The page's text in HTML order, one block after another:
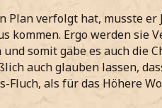
verfolgt hat, musste er
kommen. Ergo werden sie
somit gäbe es auch die
auch glauben lassen,
als für das Höhere